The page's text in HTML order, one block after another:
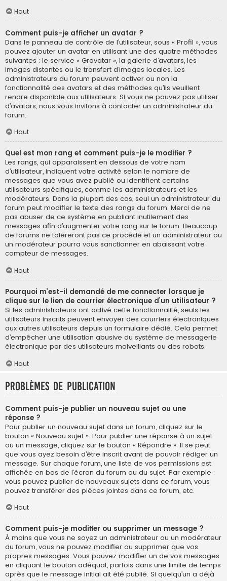
Haut
Comment puis-je afficher un avatar ?
Dans le panneau de contrôle de l’utilisateur, sous « Profil », vous
pouvez ajouter un avatar en utilisant une des quatre méthodes
suivantes : le service « Gravatar », la galerie d’avatars, les
images distantes ou le transfert d’images locales. Les
administrateurs du forum peuvent activer ou non la
fonctionnalité des avatars et des méthodes qu’ils veuillent
rendre disponible aux utilisateurs. Si vous ne pouvez pas utiliser
d’avatars, nous vous invitons à contacter un administrateur du
forum.
Haut
Quel est mon rang et comment puis-je le modifier ?
Les rangs, qui apparaissent en dessous de votre nom
d’utilisateur, indiquent votre activité selon le nombre de
messages que vous avez publié ou identifient certains
utilisateurs spécifiques, comme les administrateurs et les
modérateurs. Dans la plupart des cas, seul un administrateur du
forum peut modifier le texte des rangs du forum. Merci de ne
pas abuser de ce système en publiant inutilement des
messages afin d’augmenter votre rang sur le forum. Beaucoup
de forums ne toléreront pas ce procédé et un administrateur ou
un modérateur pourra vous sanctionner en abaissant votre
compteur de messages.
Haut
Pourquoi m’est-il demandé de me connecter lorsque je
clique sur le lien de courrier électronique d’un utilisateur ?
Si les administrateurs ont activé cette fonctionnalité, seuls les
utilisateurs inscrits peuvent envoyer des courriers électroniques
aux autres utilisateurs depuis un formulaire dédié. Cela permet
d’empêcher une utilisation abusive du système de messagerie
électronique par des utilisateurs malveillants ou des robots.
Haut
Problèmes de publication
Comment puis-je publier un nouveau sujet ou une
réponse ?
Pour publier un nouveau sujet dans un forum, cliquez sur le
bouton « Nouveau sujet ». Pour publier une réponse à un sujet
ou un message, cliquez sur le bouton « Répondre ». Il se peut
que vous ayez besoin d’être inscrit avant de pouvoir rédiger un
message. Sur chaque forum, une liste de vos permissions est
affichée en bas de l’écran du forum ou du sujet. Par exemple :
vous pouvez publier de nouveaux sujets dans ce forum, vous
pouvez transférer des pièces jointes dans ce forum, etc.
Haut
Comment puis-je modifier ou supprimer un message ?
À moins que vous ne soyez un administrateur ou un modérateur
du forum, vous ne pouvez modifier ou supprimer que vos
propres messages. Vous pouvez modifier un de vos messages
en cliquant le bouton adéquat, parfois dans une limite de temps
après que le message initial ait été publié. Si quelqu’un a déjà